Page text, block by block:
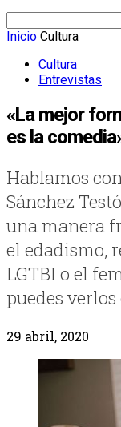
Inicio Cultura
Cultura
Entrevistas
«La mejor
es la
Hablamos
Sánchez
una manera
el edadismo,
LGTBI o el
puedes
29 abril, 2020